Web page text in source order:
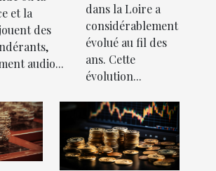
et la
des
audio...
en Loire
dans la Loire a
considérablement
évolué au fil des
ans. Cette
évolution...